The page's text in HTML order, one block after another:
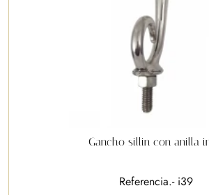
Gancho sillin con anilla
Referencia.- i39